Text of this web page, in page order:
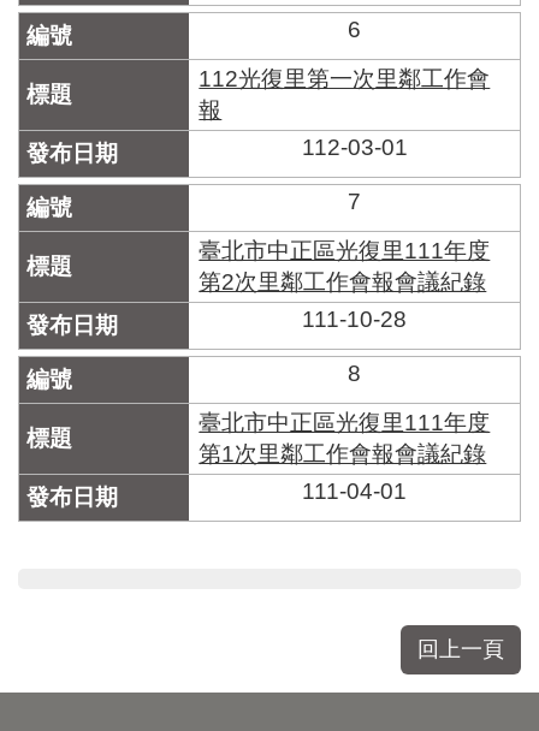
6
112光復里第一次里鄰工作會
報
112-03-01
7
臺北市中正區光復里111年度
第2次里鄰工作會報會議紀錄
111-10-28
8
臺北市中正區光復里111年度
第1次里鄰工作會報會議紀錄
111-04-01
回上一頁